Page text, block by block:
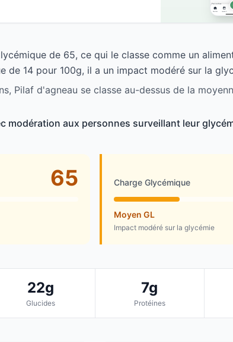
de 65, ce qui le classe comme un
de 14 pour 100g, il a un impact modéré sur la
Pilaf d'agneau se classe au-dessus de la
modération aux personnes surveillant leur
65 Charge Glycémique
Moyen GL
Impact modéré sur la glycémie
22g
Glucides
7g
Protéines